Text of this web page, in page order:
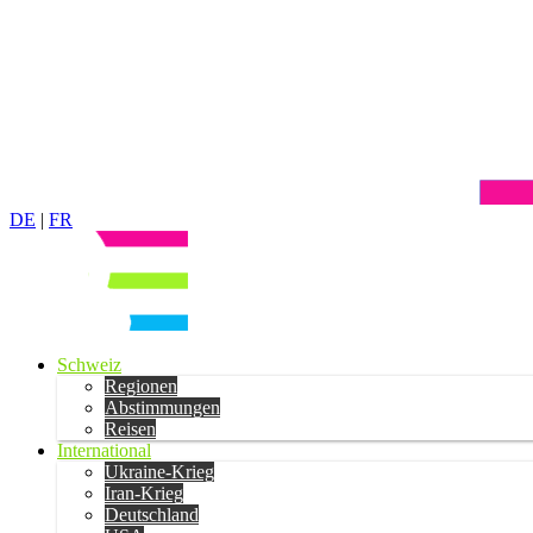
DE | FR
Schweiz
Regionen
Abstimmungen
Reisen
International
Ukraine-Krieg
Iran-Krieg
Deutschland